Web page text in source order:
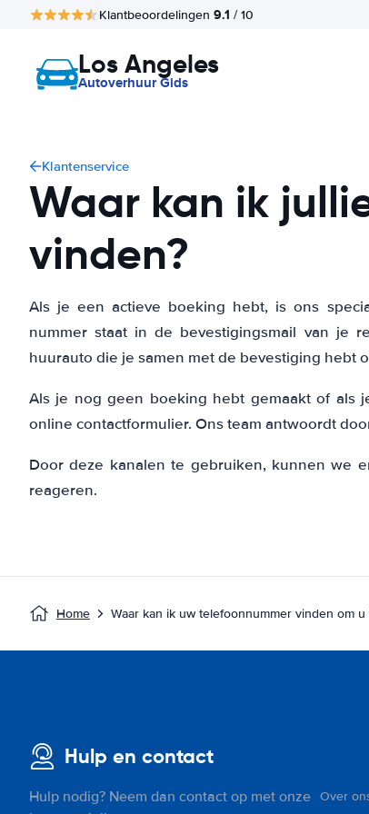
Klantbeoordelingen 9.1 / 10
Los Angeles
Autoverhuur Gids
Klantenservice
Waar kan ik
vinden?
Als je een actieve boeking hebt, is ons
nummer staat in de bevestigingsmail van je
huurauto die je samen met de bevestiging hebt
Als je nog geen boeking hebt gemaakt of als
online contactformulier. Ons team antwoordt
Door deze kanalen te gebruiken, kunnen we
reageren.
Home Waar kan ik uw telefoonnummer vinden om u
Hulp en contact
Hulp nodig? Neem dan contact op met onze Over